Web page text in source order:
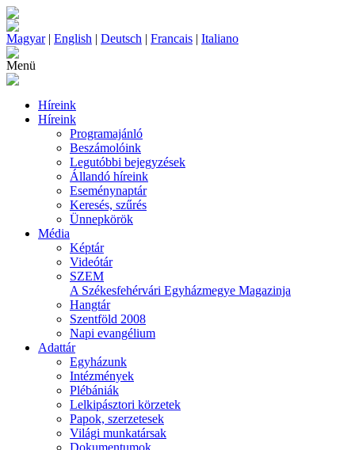
Magyar| English | Deutsch | Francais | Italiano
Menü
Híreink
Híreink
Programajánló
Beszámolóink
Legutóbbi bejegyzések
Állandó híreink
Eseménynaptár
Keresés, szűrés
Ünnepkörök
Média
Képtár
Videótár
SZEM
A Székesfehérvári Egyházmegye Magazinja
Hangtár
Szentföld 2008
Napi evangélium
Adattár
Egyházunk
Intézmények
Plébániák
Lelkipásztori körzetek
Papok, szerzetesek
Világi munkatársak
Dokumentumok